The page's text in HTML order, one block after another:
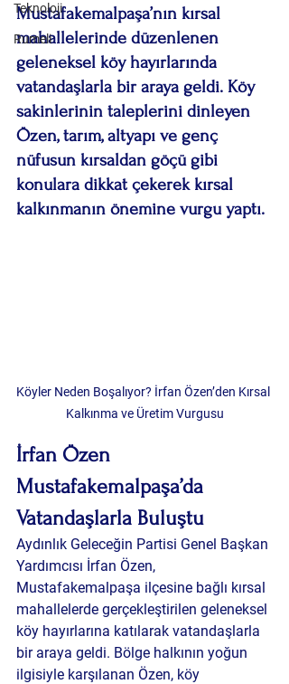
Teknoloji
Rumeli
Mustafakemalpaşa’nın kırsal
mahallelerinde düzenlenen
geleneksel köy hayırlarında
vatandaşlarla bir araya geldi. Köy
sakinlerinin taleplerini dinleyen
Özen, tarım, altyapı ve genç
nüfusun kırsaldan göçü gibi
konulara dikkat çekerek kırsal
kalkınmanın önemine vurgu yaptı.
Köyler Neden Boşalıyor? İrfan Özen’den Kırsal
Kalkınma ve Üretim Vurgusu
İrfan Özen
Mustafakemalpaşa’da
Vatandaşlarla Buluştu
Aydınlık Geleceğin Partisi Genel Başkan
Yardımcısı İrfan Özen,
Mustafakemalpaşa ilçesine bağlı kırsal
mahallelerde gerçekleştirilen geleneksel
köy hayırlarına katılarak vatandaşlarla
bir araya geldi. Bölge halkının yoğun
ilgisiyle karşılanan Özen, köy